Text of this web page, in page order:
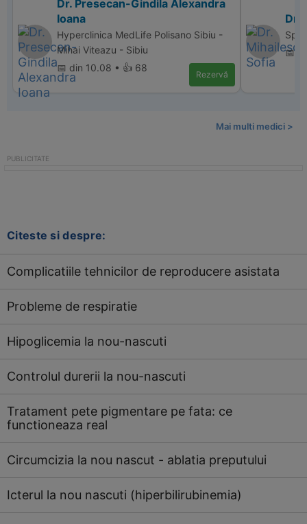
Dr. Presecan-Gindila Alexandra
Ioana
Hyperclinica MedLife Polisano Sibiu -
Mihai Viteazu - Sibiu
📅 din 10.08 • 👍 68
Rezervă
Dr.
📅
Mai multi medici >
Citeste si despre:
Complicatiile tehnicilor de reproducere asistata
Probleme de respiratie
Hipoglicemia la nou-nascuti
Controlul durerii la nou-nascuti
Tratament pete pigmentare pe fata: ce
functioneaza real
Circumcizia la nou nascut - ablatia preputului
Icterul la nou nascuti (hiperbilirubinemia)